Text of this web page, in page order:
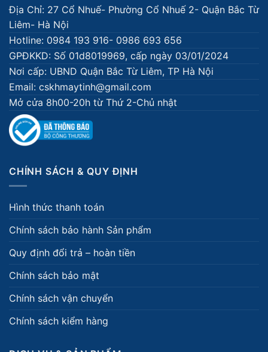
Địa Chỉ: 27 Cổ Nhuế- Phường Cổ Nhuế 2- Quận Bắc Từ
Liêm- Hà Nội
Hotline: 0984 193 916- 0986 693 656
GPĐKKD: Số 01d8019969, cấp ngày 03/01/2024
Nơi cấp: UBND Quận Bắc Từ Liêm, TP Hà Nội
Email: cskhmaytinh@gmail.com
Mở cửa 8h00-20h từ Thứ 2-Chủ nhật
CHÍNH SÁCH & QUY ĐỊNH
Hình thức thanh toán
Chính sách bảo hành Sản phẩm
Quy định đổi trả – hoàn tiền
Chính sách bảo mật
Chính sách vận chuyển
Chính sách kiểm hàng